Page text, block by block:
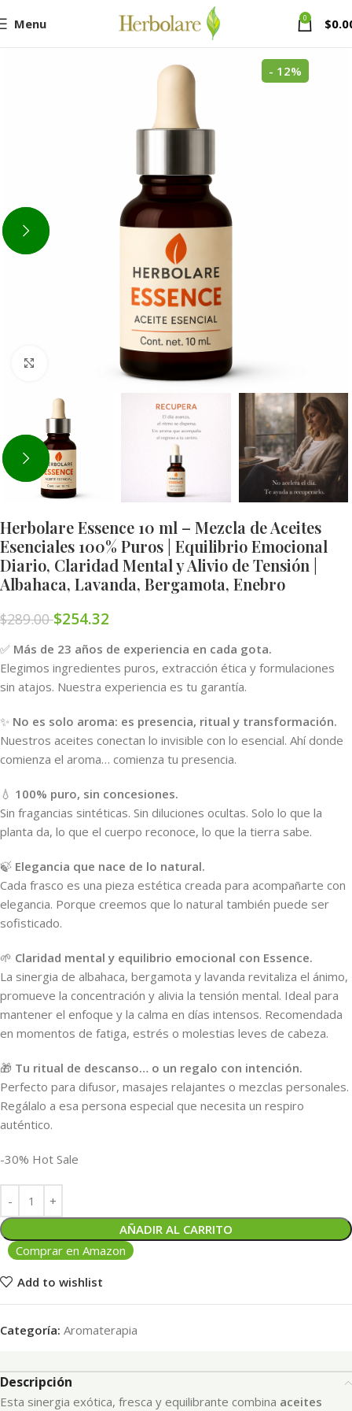
Menu 0 $
- 12%
Click to enlarge
Herbolare Essence 10 ml – Mezcla de Aceites
Esenciales 100% Puros | Equilibrio Emocional
Diario, Claridad Mental y Alivio de Tensión |
Albahaca, Lavanda, Bergamota, Enebro
$289.00 $254.32
✅ Más de 23 años de experiencia en cada gota.
Elegimos ingredientes puros, extracción ética y formulaciones
sin atajos. Nuestra experiencia es tu garantía.
✨ No es solo aroma: es presencia, ritual y transformación.
Nuestros aceites conectan lo invisible con lo esencial. Ahí donde
comienza el aroma… comienza tu presencia.
💧 100% puro, sin concesiones.
Sin fragancias sintéticas. Sin diluciones ocultas. Solo lo que la
planta da, lo que el cuerpo reconoce, lo que la tierra sabe.
🍃 Elegancia que nace de lo natural.
Cada frasco es una pieza estética creada para acompañarte con
elegancia. Porque creemos que lo natural también puede ser
sofisticado.
🌱 Claridad mental y equilibrio emocional con Essence.
La sinergia de albahaca, bergamota y lavanda revitaliza el ánimo,
promueve la concentración y alivia la tensión mental. Ideal para
mantener el enfoque y la calma en días intensos. Recomendada
en momentos de fatiga, estrés o molestias leves de cabeza.
🎁 Tu ritual de descanso… o un regalo con intención.
Perfecto para difusor, masajes relajantes o mezclas personales.
Regálalo a esa persona especial que necesita un respiro
auténtico.
-30% Hot Sale
AÑADIR AL CARRITO
Comprar en Amazon
Add to wishlist
Categoría: Aromaterapia
Descripción
Esta sinergia exótica, fresca y equilibrante combina aceites